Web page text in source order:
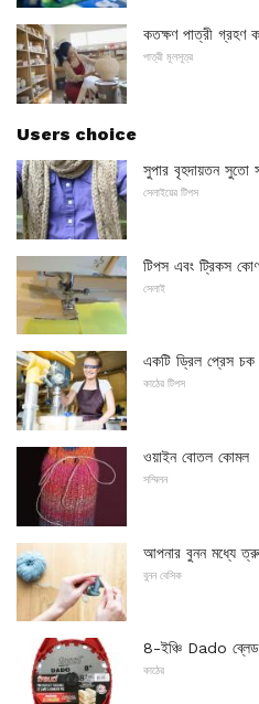
কতক্ষণ পাত্রী গ্রহণ
পাত্রী মূলসূত্র
Users choice
সুপার বৃহদায়তন সুতো
সেলাইয়ের টিপস
টিপস এবং ট্রিকস
সেলাই
একটি ড্রিল প্রেস চক
কাঠের টিপস
ওয়াইন বোতল কোমল
সম্মিলন
আপনার বুনন মধ্যে
বুনন বেসিক
8-ইঞ্চি Dado
কাঠের